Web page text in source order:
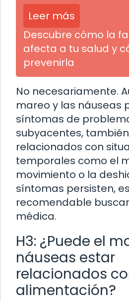
Leer más
Descubre cómo la
afecta a tu salud y
prevenirla
No necesariamente.
mareo y las náuseas
síntomas de
subyacentes,
relacionados con
temporales como el
movimiento o la
síntomas persisten, es
recomendable
médica.
H3: ¿Puede el
náuseas estar
relacionados
alimentación?